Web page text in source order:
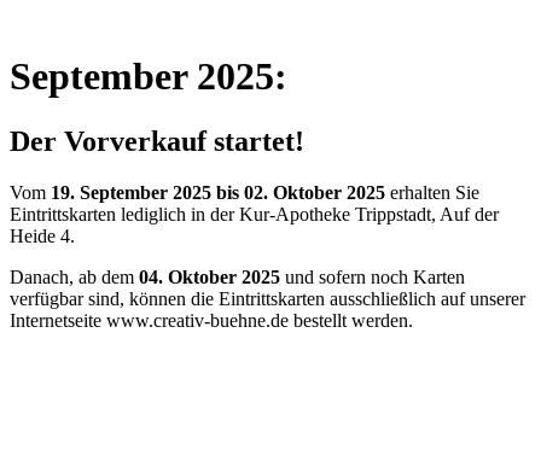
September 2025:
Der Vorverkauf startet!
Vom 19. September 2025 bis 02. Oktober 2025 erhalten Sie
Eintrittskarten lediglich in der Kur-Apotheke Trippstadt, Auf der
Heide 4.
Danach, ab dem 04. Oktober 2025 und sofern noch Karten
verfügbar sind, können die Eintrittskarten ausschließlich auf unserer
Internetseite www.creativ-buehne.de bestellt werden.